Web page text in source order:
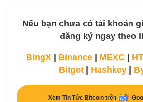
Nếu bạn chưa có tài khoản
đăng ký ngay theo
BingX | Binance | MEXC |
Bitget| Hashkey|
Xem Tin Tức Bitcoin trên